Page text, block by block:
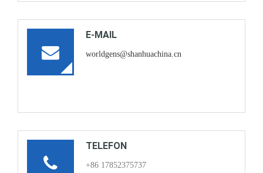
E-MAIL
worldgens@shanhuachina.cn
TELEFON
+86 17852375737